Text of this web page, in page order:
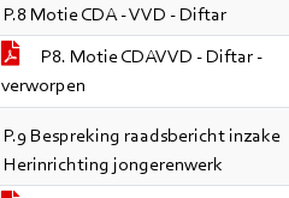
P.8 Motie CDA - VVD - Diftar
P8. Motie CDAVVD - Diftar -
verworpen
P.9 Bespreking raadsbericht inzake
Herinrichting jongerenwerk